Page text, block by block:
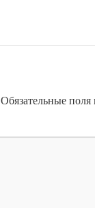
Обязательные